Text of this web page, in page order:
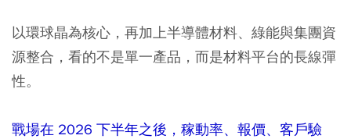
以環球晶為核心，再加上半導體材料、綠能與集團資
源整合，看的不是單一產品，而是材料平台的長線彈
性。
戰場在 2026 下半年之後，稼動率、報價、客戶驗